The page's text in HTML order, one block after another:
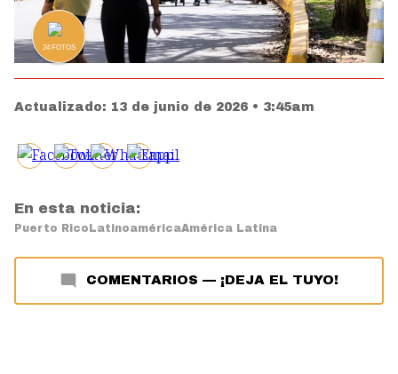
24FOTOS
Actualizado: 13 de junio de 2026 • 3:45am
En esta noticia:
Puerto RicoLatinoaméricaAmérica Latina
COMENTARIOS — ¡DEJA EL TUYO!